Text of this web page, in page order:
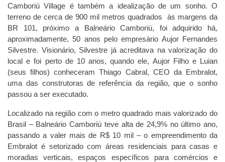
Camboriú Village é também a idealização de um sonho. O
terreno de cerca de 900 mil metros quadrados às margens da
BR 101, próximo a Balneário Camboriú, foi adquirido há,
aproximadamente, 50 anos pelo empresário Aujor Fernandes
Silvestre. Visionário, Silvestre já acreditava na valorização do
local e foi perto de 10 anos, quando ele, Aujor Filho e Luian
(seus filhos) conheceram Thiago Cabral, CEO da Embralot,
uma das construtoras de referência da região, que o sonho
passou a ser executado.
Localizado na região com o metro quadrado mais valorizado do
Brasil – Balneário Camboriú teve alta de 24,9% no último ano,
passando a valer mais de R$ 10 mil – o empreendimento da
Embralot é setorizado com áreas residenciais para casas e
moradias verticais, espaços específicos para comércios e